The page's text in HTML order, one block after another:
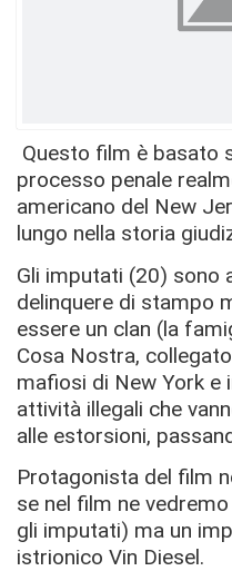
Questo film è basato
processo penale
americano del New
lungo nella storia
Gli imputati (20) sono
delinquere di stampo
essere un clan (la
Cosa Nostra,
mafiosi di New York e
attività illegali che
alle estorsioni,
Protagonista del film
se nel film ne
gli imputati) ma un
istrionico Vin Diesel.